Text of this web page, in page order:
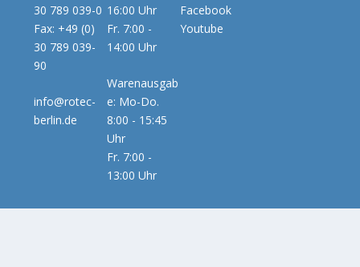
30 789 039-0
Fax: +49 (0)
30 789 039-
90
info@rotec-
berlin.de
16:00 Uhr
Fr. 7:00 -
14:00 Uhr
Warenausgab
e: Mo-Do.
8:00 - 15:45
Uhr
Fr. 7:00 -
13:00 Uhr
Facebook
Youtube